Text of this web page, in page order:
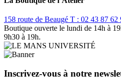
158 route de Beaugé T : 02 43 87 62
Boutique ouverte le lundi de 14h à
9h30 à 19h.
Inscrivez-vous à notre